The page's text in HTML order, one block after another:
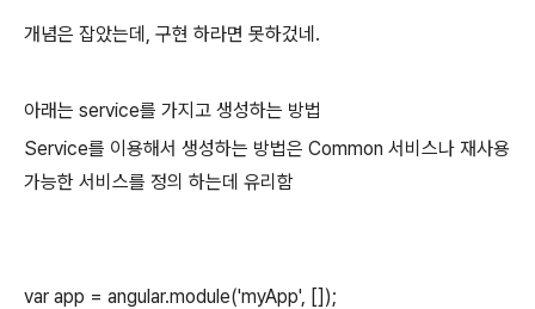
개념은 잡았는데, 구현 하라면 못하겄네.
아래는 service를 가지고 생성하는 방법
Service를 이용해서 생성하는 방법은 Common 서비스나 재사용
가능한 서비스를 정의 하는데 유리함
var app = angular.module('myApp', []);